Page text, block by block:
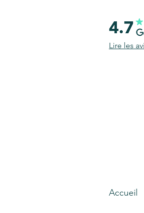
4.7
Lire les
Accueil